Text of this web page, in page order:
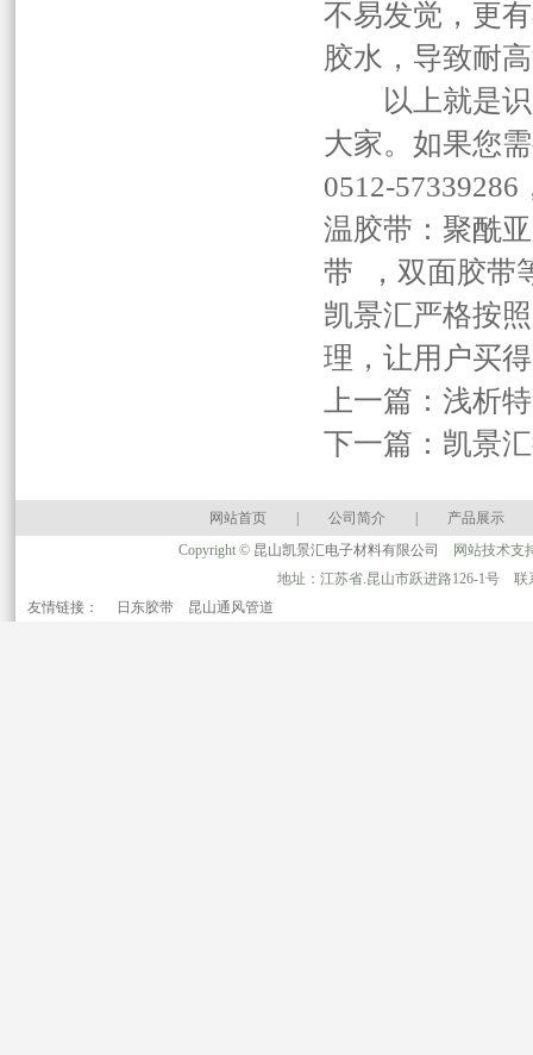
不易发觉，更
胶水，导致耐
以上就是识
大家。如果您
0512-
温胶带：聚酰
带 ，双面胶带
凯景汇严格按
理，让用户买
上一篇： 浅析
下一篇： 凯景
网站首页 公司简介
产品展示
Copyright © 昆山凯景汇电子材料有限公司
网站技术支
地址：江苏省.昆山市跃进路126-1号
友情链接：
日东胶带 昆山通风管道